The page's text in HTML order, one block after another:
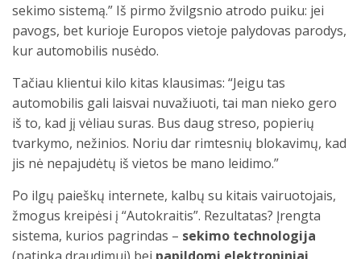
sekimo sistemą.” Iš pirmo žvilgsnio atrodo puiku: jei
pavogs, bet kurioje Europos vietoje palydovas parodys,
kur automobilis nusėdo.
Tačiau klientui kilo kitas klausimas: “Jeigu tas
automobilis gali laisvai nuvažiuoti, tai man nieko gero
iš to, kad jį vėliau suras. Bus daug streso, popierių
tvarkymo, nežinios. Noriu dar rimtesnių blokavimų, kad
jis nė nepajudėtų iš vietos be mano leidimo.”
Po ilgų paieškų internete, kalbų su kitais vairuotojais,
žmogus kreipėsi į “Autokraitis”. Rezultatas? Įrengta
sistema, kurios pagrindas – sekimo technologija